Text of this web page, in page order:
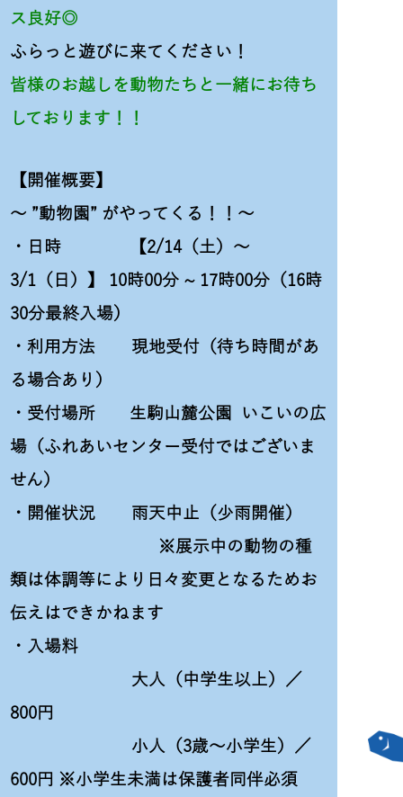
ス良好◎
ふらっと遊びに来てください！
皆様のお越しを動物たちと一緒にお待ち
しております！！
【開催概要】
～ ”動物園” がやってくる！！～
・日時 【2/14（土）～
3/1（日）】 10時00分 ~ 17時00分（16時
30分最終入場）
・利用方法 現地受付（待ち時間があ
る場合あり）
・受付場所 生駒山麓公園 いこいの広
場（ふれあいセンター受付ではございま
せん）
・開催状況 雨天中止（少雨開催）
※展示中の動物の種
類は体調等により日々変更となるためお
伝えはできかねます
・入場料
大人（中学生以上）／
800円
小人（3歳～小学生）／
600円 ※小学生未満は保護者同伴必須